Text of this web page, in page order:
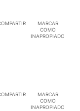
MARCAR
COMO
INAPROPIADO
MARCAR
COMO
INAPROPIADO